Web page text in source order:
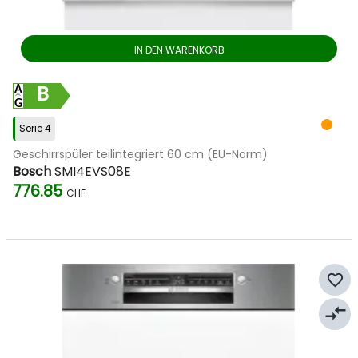
IN DEN WARENKORB
B
Serie 4
Geschirrspüler teilintegriert 60 cm (EU-Norm)
BoschSMI4EVS08E
776.85 CHF
favorite_border
compare_arrows